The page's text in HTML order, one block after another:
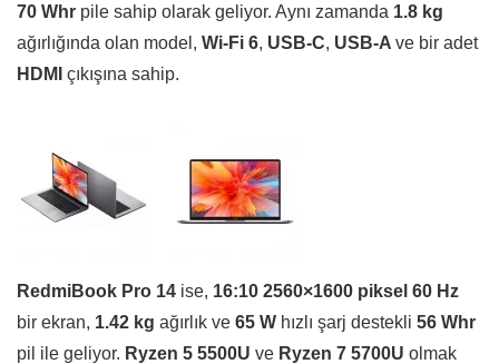
70 Whr pile sahip olarak geliyor. Aynı zamanda 1.8 kg
ağırlığında olan model, Wi-Fi 6, USB-C, USB-A ve bir adet
HDMI çıkışına sahip.
RedmiBook Pro 14 ise, 16:10 2560×1600 piksel 60 Hz
bir ekran, 1.42 kg ağırlık ve 65 W hızlı şarj destekli 56 Whr
pil ile geliyor. Ryzen 5 5500U ve Ryzen 7 5700U olmak